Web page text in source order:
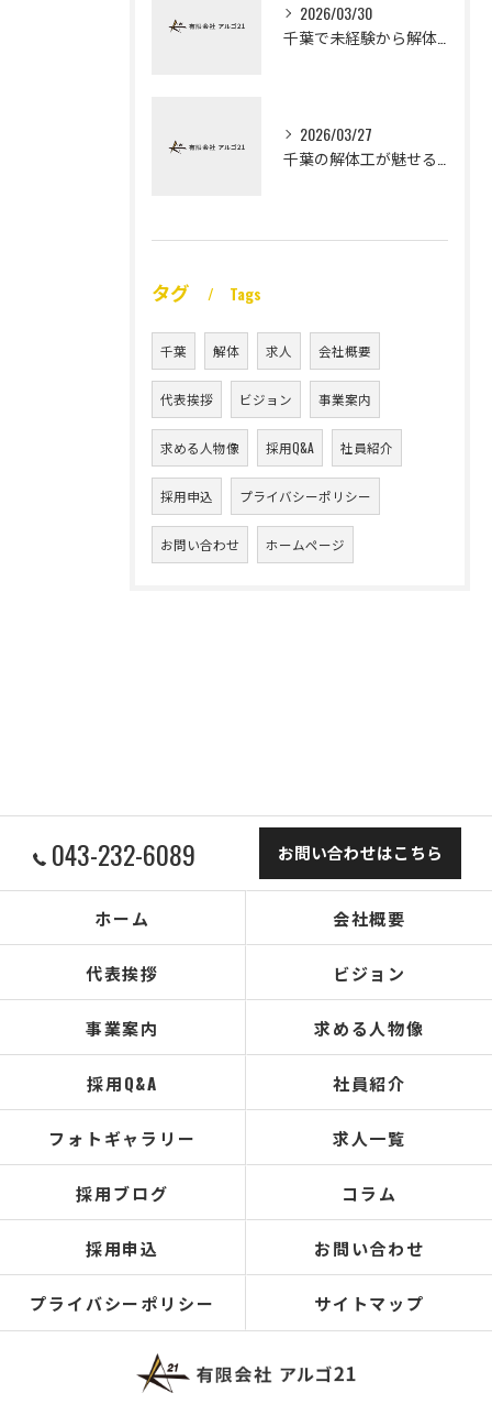
2026/03/30
2026/03/27
タグ Tags
千葉 解体 求人 会社概要
代表挨拶 ビジョン 事業案内
求める人物像 採用Q&A 社員紹介
採用申込 プライバシーポリシー
お問い合わせ ホームページ
043-232-6089 お問い合わせはこちら
ホーム 会社概要
代表挨拶 ビジョン
事業案内 求める人物像
採用Q&A 社員紹介
フォトギャラリー 求人一覧
採用ブログ コラム
採用申込 お問い合わせ
プライバシーポリシー サイトマップ